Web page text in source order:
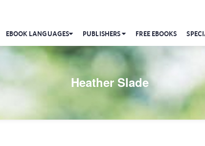
EBOOK LANGUAGES PUBLISHERS FREE EBOOKS
Heather Slade